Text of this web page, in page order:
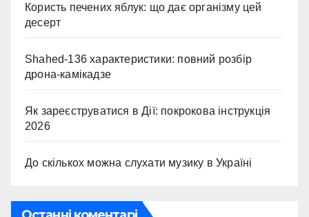
Користь печених яблук: що дає організму цей
десерт
Shahed-136 характеристики: повний розбір
дрона-камікадзе
Як зареєструватися в Дії: покрокова інструкція
2026
До скількох можна слухати музику в Україні